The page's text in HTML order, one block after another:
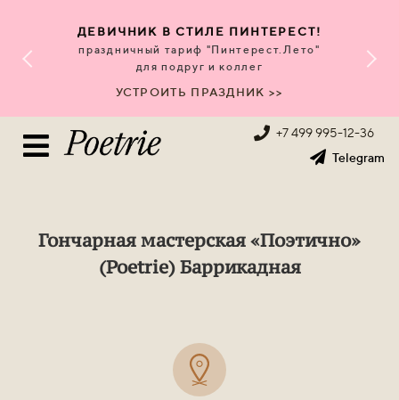
ДЕВИЧНИК В СТИЛЕ ПИНТЕРЕСТ!
праздничный тариф "Пинтерест.Лето"
для подруг и коллег
УСТРОИТЬ ПРАЗДНИК >>
+7 499 995-12-36
Telegram
Гончарная мастерская «Поэтично»
(Poetrie) Баррикадная